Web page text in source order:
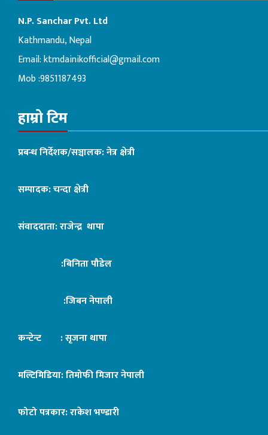
N.P. Sanchar Pvt. Ltd
Kathmandu, Nepal
Email:ktmdainikofficial@gmail.com
Mob :9851187493
हाम्रो टिम
प्रबन्ध निर्देशक/सञ्चालक: नेत्र क्षेत्री
सम्पादक: चन्दा क्षेत्री
संवाददाता: राजेन्द्र थापा
:बिनिता पौडेल
:जिबन नेपाली
कन्टेन्ट : सृजना थापा
मल्टिमिडिया: तिमोफी मिजार नेपाली
फोटो पत्रकार: राकेश भण्डारी